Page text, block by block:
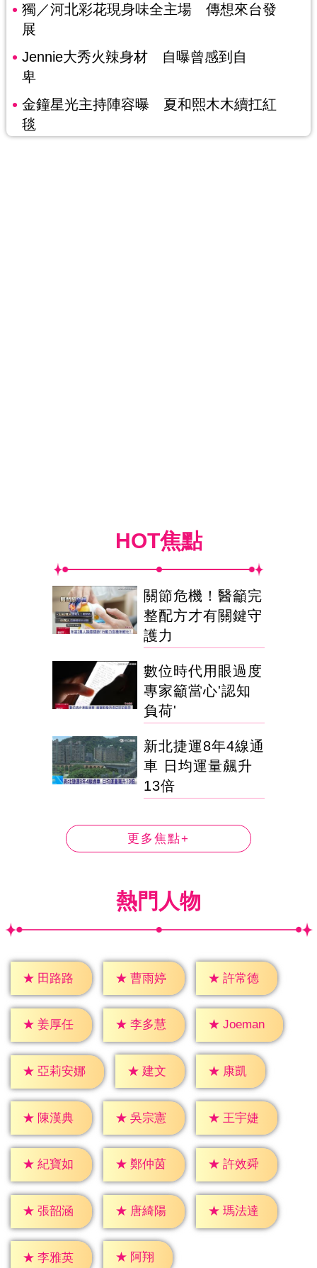
獨／河北彩花現身味全主場 傳想來台發
展
Jennie大秀火辣身材 自曝曾感到自
卑
金鐘星光主持陣容曝 夏和熙木木續扛紅
毯
HOT焦點
關節危機！醫籲完
整配方才有關鍵守
護力
數位時代用眼過度
專家籲當心'認知
負荷'
新北捷運8年4線通
車 日均運量飆升
13倍
更多焦點+
熱門人物
★ 田路路 ★ 曹雨婷 ★ 許常德
★ 姜厚任 ★ 李多慧 ★ Joeman
★ 亞莉安娜 ★ 建文 ★ 康凱
★ 陳漢典 ★ 吳宗憲 ★ 王宇婕
★ 紀寶如 ★ 鄭仲茵 ★ 許效舜
★ 張韶涵 ★ 唐綺陽 ★ 瑪法達
★ 李雅英 ★ 阿翔